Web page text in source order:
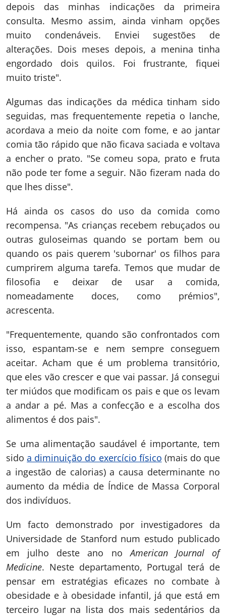
depois das minhas indicações da primeira
consulta. Mesmo assim, ainda vinham opções
muito condenáveis. Enviei sugestões de
alterações. Dois meses depois, a menina tinha
engordado dois quilos. Foi frustrante, fiquei
muito triste".
Algumas das indicações da médica tinham sido
seguidas, mas frequentemente repetia o lanche,
acordava a meio da noite com fome, e ao jantar
comia tão rápido que não ficava saciada e voltava
a encher o prato. "Se comeu sopa, prato e fruta
não pode ter fome a seguir. Não fizeram nada do
que lhes disse".
Há ainda os casos do uso da comida como
recompensa. "As crianças recebem rebuçados ou
outras guloseimas quando se portam bem ou
quando os pais querem 'subornar' os filhos para
cumprirem alguma tarefa. Temos que mudar de
filosofia e deixar de usar a comida,
nomeadamente doces, como prémios",
acrescenta.
"Frequentemente, quando são confrontados com
isso, espantam-se e nem sempre conseguem
aceitar. Acham que é um problema transitório,
que eles vão crescer e que vai passar. Já consegui
ter miúdos que modificam os pais e que os levam
a andar a pé. Mas a confecção e a escolha dos
alimentos é dos pais".
Se uma alimentação saudável é importante, tem
sidoa diminuição do exercício físico (mais do que
a ingestão de calorias) a causa determinante no
aumento da média de Índice de Massa Corporal
dos indivíduos.
Um facto demonstrado por investigadores da
Universidade de Stanford num estudo publicado
em julho deste ano noAmerican Journal of
Medicine. Neste departamento, Portugal terá de
pensar em estratégias eficazes no combate à
obesidade e à obesidade infantil, já que está em
terceiro lugar na lista dos mais sedentários da